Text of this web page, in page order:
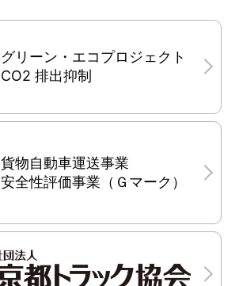
グリーン・エコプロジェクト
CO2 排出抑制
貨物自動車運送事業
安全性評価事業（Ｇマーク）